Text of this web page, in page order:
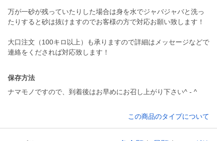
万が一砂が残っていたりした場合は身を水でジャバジャバと洗っ
たりすると砂は抜けますのでお客様の方で対応お願い致します！
大口注文（100キロ以上）も承りますので詳細はメッセージなどで
保存方法
ナマモノですので、到着後はお早めにお召し上がり下さい^ - ^
この商品のタイプについて